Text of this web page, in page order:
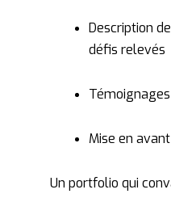
Description
défis relevés
Témoignages
Mise en avant
Un portfolio qui